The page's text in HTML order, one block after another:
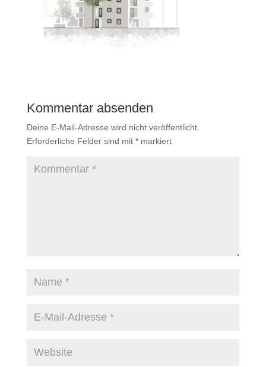
Kommentar absenden
Deine E-Mail-Adresse wird nicht veröffentlicht.
Erforderliche Felder sind mit *markiert